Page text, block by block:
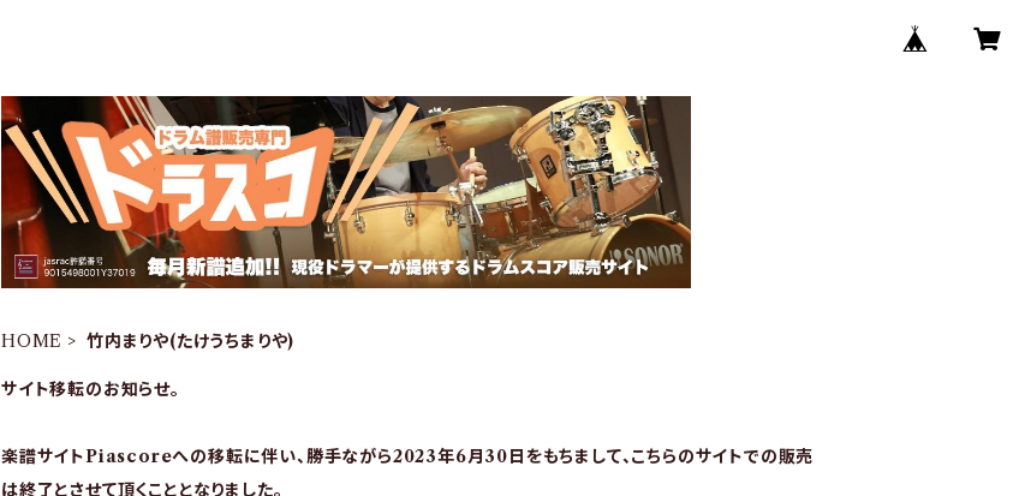
HOME 竹内まりや(たけうちまりや)
サイト移転のお知らせ。
楽譜サイトPiascoreへの移転に伴い、勝手ながら2023年6月30日をもちまして、こちらのサイトでの販売
は終了とさせて頂くこととなりました。